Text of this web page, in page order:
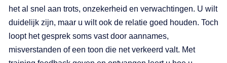
het al snel aan trots, onzekerheid en verwachtingen. U wilt
duidelijk zijn, maar u wilt ook de relatie goed houden. Toch
loopt het gesprek soms vast door aannames,
misverstanden of een toon die net verkeerd valt. Met